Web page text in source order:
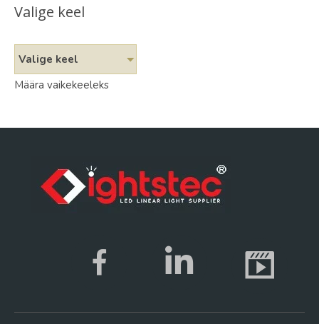
Valige keel
Valige keel
Määra vaikekeeleks